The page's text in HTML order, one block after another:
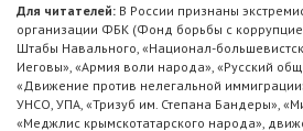
Для читателей: В России признаны
организации ФБК (Фонд борьбы с
Штабы Навального, «Национал-
Иеговы», «Армия воли народа», «Русский
«Движение против нелегальной
УНСО, УПА, «Тризуб им. Степана Бандеры»,
«Меджлис крымскотатарского народа»,